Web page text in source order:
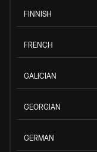
FINNISH
FRENCH
GALICIAN
GEORGIAN
GERMAN